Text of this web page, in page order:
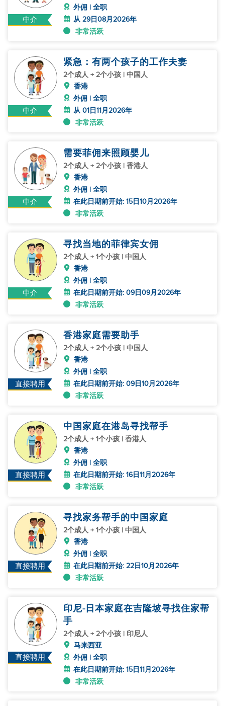
中介
外佣 | 全职
从 29日08月2026年
非常活跃
中介
紧急：有两个孩子的工作夫妻
2个成人 + 2个小孩 | 中国人
香港
外佣 | 全职
从 01日11月2026年
非常活跃
中介
需要菲佣来照顾婴儿
2个成人 + 2个小孩 | 香港人
香港
外佣 | 全职
在此日期前开始: 15日10月2026年
非常活跃
中介
寻找当地的菲律宾女佣
2个成人 + 1个小孩 | 中国人
香港
外佣 | 全职
在此日期前开始: 09日09月2026年
非常活跃
直接聘用
香港家庭需要助手
2个成人 + 2个小孩 | 中国人
香港
外佣 | 全职
在此日期前开始: 09日10月2026年
非常活跃
直接聘用
中国家庭在港岛寻找帮手
2个成人 + 1个小孩 | 香港人
香港
外佣 | 全职
在此日期前开始: 16日11月2026年
非常活跃
直接聘用
寻找家务帮手的中国家庭
2个成人 + 1个小孩 | 中国人
香港
外佣 | 全职
在此日期前开始: 22日10月2026年
非常活跃
直接聘用
印尼-日本家庭在吉隆坡寻找住家帮
手
2个成人 + 2个小孩 | 印尼人
马来西亚
外佣 | 全职
在此日期前开始: 15日11月2026年
非常活跃